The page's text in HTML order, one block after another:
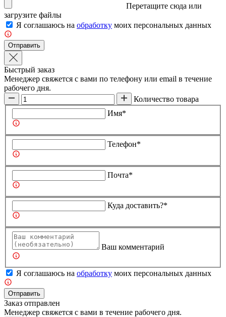
Перетащите сюда или
загрузите файлы
Я соглашаюсь на обработку моих персональных данных
Отправить
Быстрый заказ
Менеджер свяжется с вами по телефону или email в течение
рабочего дня.
Количество товара
Имя*
Телефон*
Почта*
Куда доставить?*
Ваш комментарий
Я соглашаюсь на обработку моих персональных данных
Отправить
Заказ отправлен
Менеджер свяжется с вами в течение рабочего дня.